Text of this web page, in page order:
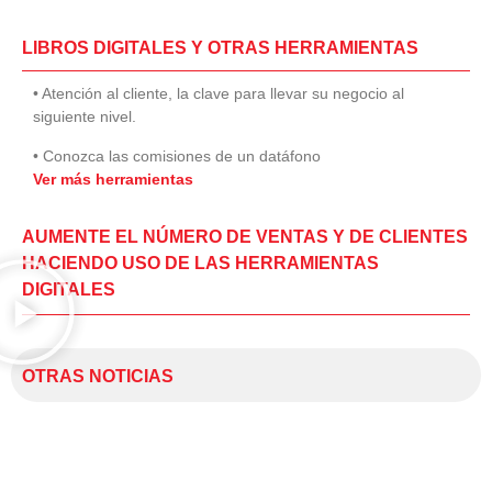
LIBROS DIGITALES Y OTRAS HERRAMIENTAS
• Atención al cliente, la clave para llevar su negocio al
siguiente nivel.
• Conozca las comisiones de un datáfono
Ver más herramientas
AUMENTE EL NÚMERO DE VENTAS Y DE CLIENTES
HACIENDO USO DE LAS HERRAMIENTAS
DIGITALES
OTRAS NOTICIAS